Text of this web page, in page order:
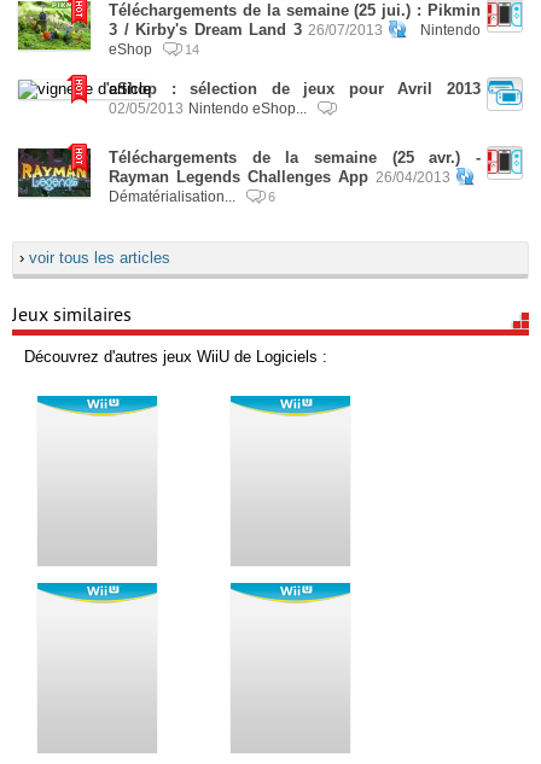
Téléchargements de la semaine (25 jui.) : Pikmin
3 / Kirby's Dream Land 3 26/07/2013
Nintendo
eShop
14
eShop : sélection de jeux pour Avril 2013
02/05/2013 Nintendo eShop...
Téléchargements de la semaine (25 avr.) -
Rayman Legends Challenges App 26/04/2013
Dématérialisation...
6
› voir tous les articles
Jeux similaires
Découvrez d'autres jeux WiiU de Logiciels :